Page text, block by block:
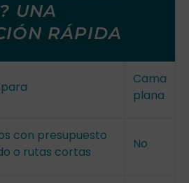
UNA
RÁPIDA
Cama
plana
con presupuesto
o rutas cortas
No